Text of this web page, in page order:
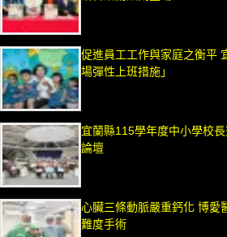
促進員工工作與家庭之衡平
場彈性上班措施」
宜蘭縣115學年度中小學校
論壇
心臟三條動脈嚴重鈣化 博愛
難度手術